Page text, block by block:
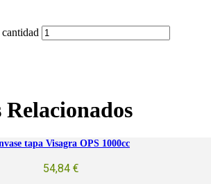
tapa Visagra OPS 1000cc
54,84 €